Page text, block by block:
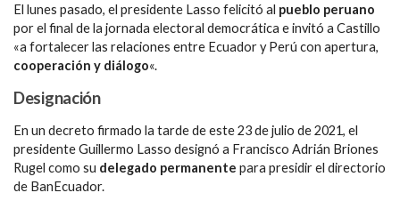
El lunes pasado, el presidente Lasso felicitó al pueblo peruano
por el final de la jornada electoral democrática e invitó a Castillo
«a fortalecer las relaciones entre Ecuador y Perú con apertura,
cooperación y diálogo«.
Designación
En un decreto firmado la tarde de este 23 de julio de 2021, el
presidente Guillermo Lasso designó a Francisco Adrián Briones
Rugel como su delegado permanente para presidir el directorio
de BanEcuador.